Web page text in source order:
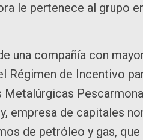
le pertenece al grupo
una compañía con
de Incentivo
empresa de capitales
de petróleo y gas, que